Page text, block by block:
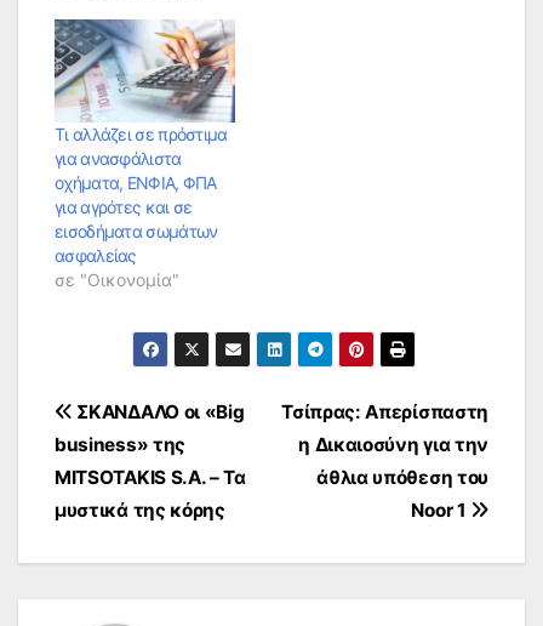
Τι αλλάζει σε πρόστιμα
για ανασφάλιστα
οχήματα, ΕΝΦΙΑ, ΦΠΑ
για αγρότες και σε
εισοδήματα σωμάτων
ασφαλείας
σε "Οικονομία"
Πλοήγηση
άρθρων
Τσίπρας: Απερίσπαστη
η Δικαιοσύνη για την
άθλια υπόθεση του
Noor 1
ΣΚΑΝΔΑΛΟ οι «Big
business» της
MITSOTAKIS S.A. – Τα
μυστικά της κόρης